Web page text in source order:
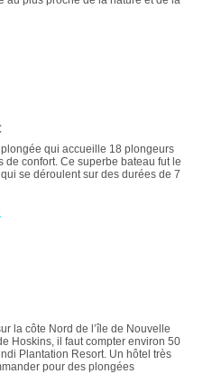
qui accueille 18 plongeurs
de confort. Ce superbe bateau fut le
se déroulent sur des durées de 7
la côte Nord de l’île de Nouvelle
Hoskins, il faut compter environ 50
Plantation Resort. Un hôtel très
pour des plongées